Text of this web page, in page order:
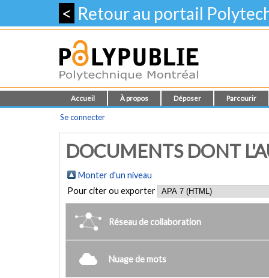
< Retour au portail
Accueil À propos Déposer Parcourir
Se connecter
DOCUMENTS DONT
Monter d'un niveau
Pour citer ou exporter
Réseau de collaboration
Nuage de mots